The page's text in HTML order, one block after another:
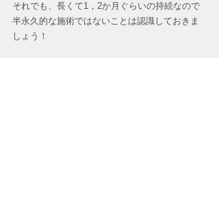
それでも、長くて1，2か月ぐらいの持続なので
半永久的な施術ではないことは認識しておきま
しょう！